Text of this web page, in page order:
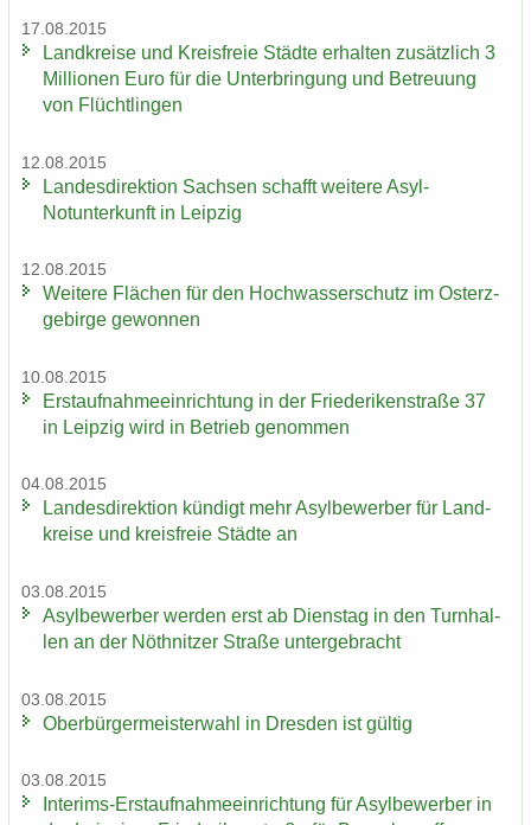
17.08.2015
Land­krei­se und Kreis­freie Städ­te er­hal­ten zu­sätz­lich 3
Mil­lio­nen Euro für die Un­ter­brin­gung und Be­treu­ung
von Flücht­lin­gen
12.08.2015
Lan­des­di­rek­ti­on Sach­sen schafft wei­te­re Asyl-​
Notunterkunft in Leip­zig
12.08.2015
Wei­te­re Flä­chen für den Hoch­was­ser­schutz im Ost­erz­
ge­bir­ge ge­won­nen
10.08.2015
Erst­auf­nah­me­ein­rich­tung in der Frie­de­ri­ken­stra­ße 37
in Leip­zig wird in Be­trieb ge­nom­men
04.08.2015
Lan­des­di­rek­ti­on kün­digt mehr Asyl­be­wer­ber für Land­
krei­se und kreis­freie Städ­te an
03.08.2015
Asyl­be­wer­ber wer­den erst ab Diens­tag in den Turn­hal­
len an der Nö­th­nit­zer Stra­ße un­ter­ge­bracht
03.08.2015
Ober­bür­ger­meis­ter­wahl in Dres­den ist gül­tig
03.08.2015
Interims-​Erstaufnahmeeinrichtung für Asyl­be­wer­ber in